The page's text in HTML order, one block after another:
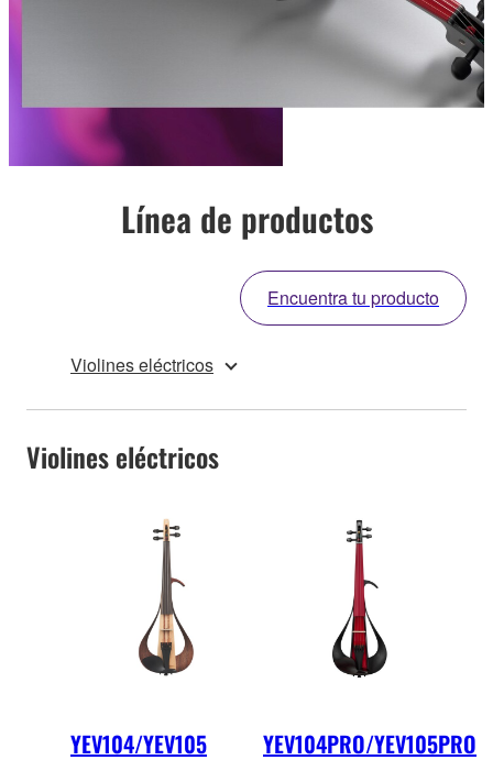
Línea de productos
Encuentra tu producto
Violines eléctricos
Violines eléctricos
YEV104/YEV105 YEV104PRO/YEV105PRO